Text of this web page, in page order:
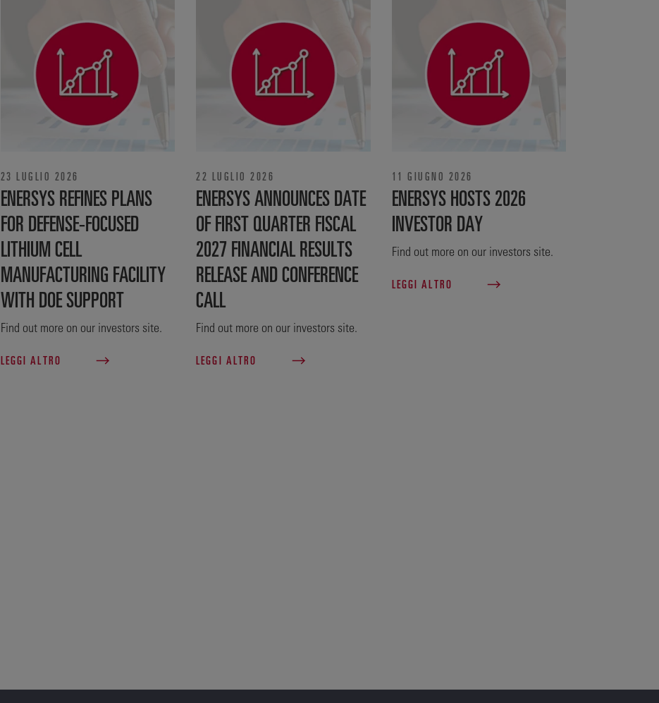
23 LUGLIO 2026
ENERSYS REFINES PLANS
FOR DEFENSE‑FOCUSED
LITHIUM CELL
MANUFACTURING FACILITY
WITH DOE SUPPORT
Find out more on our investors site.
LEGGI ALTRO
22 LUGLIO 2026
ENERSYS ANNOUNCES DATE
OF FIRST QUARTER FISCAL
2027 FINANCIAL RESULTS
RELEASE AND CONFERENCE
CALL
Find out more on our investors site.
LEGGI ALTRO
11 GIUGNO 2026
ENERSYS HOSTS 2026
INVESTOR DAY
Find out more on our investors site.
LEGGI ALTRO